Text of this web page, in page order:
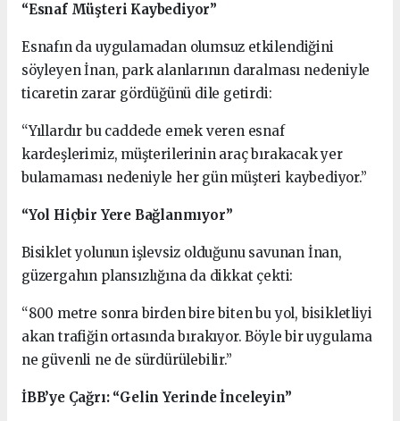
“Esnaf Müşteri Kaybediyor”
Esnafın da uygulamadan olumsuz etkilendiğini
söyleyen İnan, park alanlarının daralması nedeniyle
ticaretin zarar gördüğünü dile getirdi:
“Yıllardır bu caddede emek veren esnaf
kardeşlerimiz, müşterilerinin araç bırakacak yer
bulamaması nedeniyle her gün müşteri kaybediyor.”
“Yol Hiçbir Yere Bağlanmıyor”
Bisiklet yolunun işlevsiz olduğunu savunan İnan,
güzergahın plansızlığına da dikkat çekti:
“800 metre sonra birden bire biten bu yol, bisikletliyi
akan trafiğin ortasında bırakıyor. Böyle bir uygulama
ne güvenli ne de sürdürülebilir.”
İBB’ye Çağrı: “Gelin Yerinde İnceleyin”